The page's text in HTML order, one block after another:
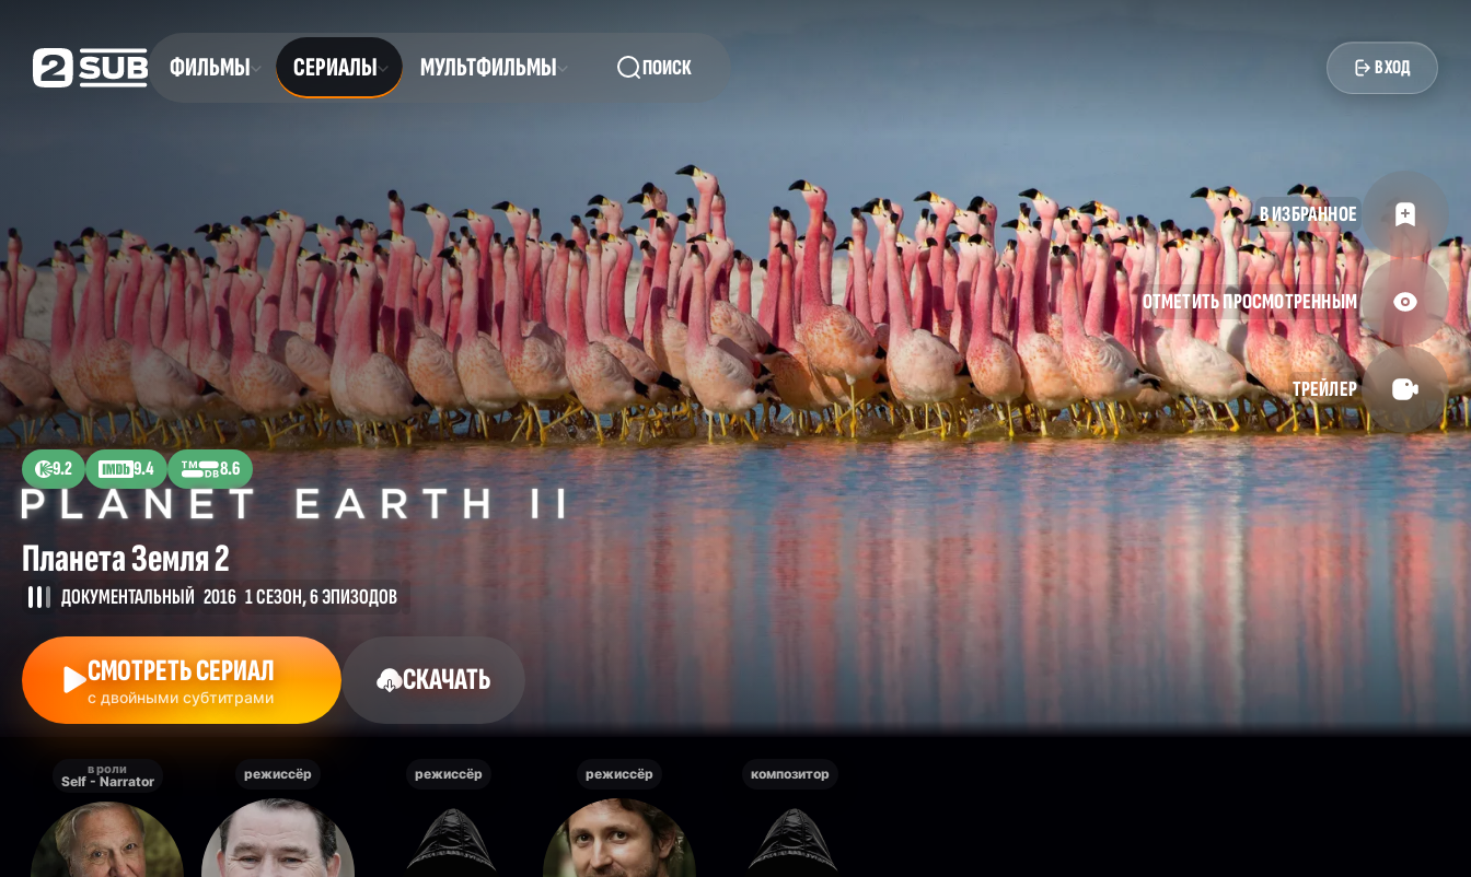
ФИЛЬМЫ СЕРИАЛЫ МУЛЬТФИЛЬМЫ ПОИСК ВХОД
9.2 9.4 8.6
Планета Земля 2
ДОКУМЕНТАЛЬНЫЙ 2016 1 СЕЗОН, 6 ЭПИЗОДОВ
СМОТРЕТЬ СЕРИАЛ
с двойными субтитрами СКАЧАТЬ
В ИЗБРАННОЕ
ОТМЕТИТЬ ПРОСМОТРЕННЫМ
ТРЕЙЛЕР
в роли
Self - Narrator режиссёр режиссёр режиссёр композитор